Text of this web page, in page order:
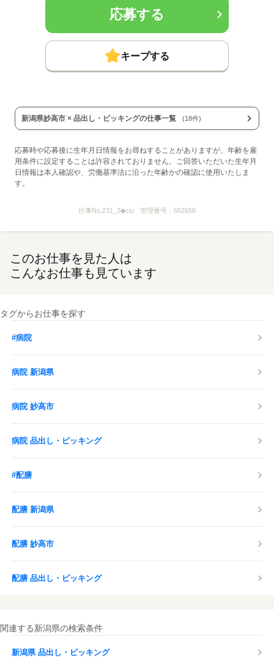
応募する
キープする
新潟県妙高市 × 品出し・ピッキングの仕事一覧 (18件)
応募時や応募後に生年月日情報をお尋ねすることがありますが、年齢を雇
用条件に設定することは許容されておりません。ご回答いただいた生年月
日情報は本人確認や、労働基準法に沿った年齢かの確認に使用いたしま
す。
仕事No. 231_3◆ciu 管理番号： 652656
このお仕事を見た人は
こんなお仕事も見ています
タグからお仕事を探す
#病院
病院 新潟県
病院 妙高市
病院 品出し・ピッキング
#配膳
配膳 新潟県
配膳 妙高市
配膳 品出し・ピッキング
関連する新潟県の検索条件
新潟県 品出し・ピッキング